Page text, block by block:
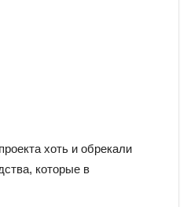
хоть и обрекали
которые в